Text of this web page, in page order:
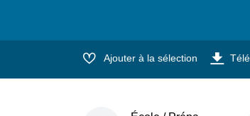
Ajouter à la sélection